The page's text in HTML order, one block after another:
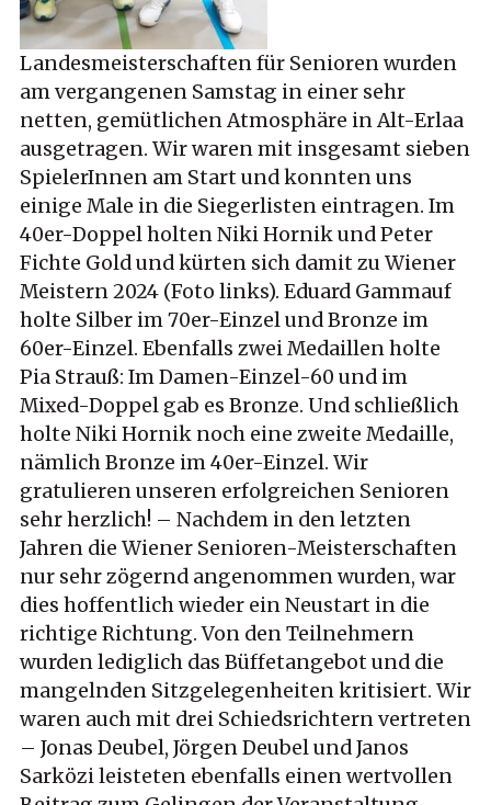
Landesmeisterschaften für Senioren wurden
am vergangenen Samstag in einer sehr
netten, gemütlichen Atmosphäre in Alt-Erlaa
ausgetragen. Wir waren mit insgesamt sieben
SpielerInnen am Start und konnten uns
einige Male in die Siegerlisten eintragen. Im
40er-Doppel holten Niki Hornik und Peter
Fichte Gold und kürten sich damit zu Wiener
Meistern 2024 (Foto links). Eduard Gammauf
holte Silber im 70er-Einzel und Bronze im
60er-Einzel. Ebenfalls zwei Medaillen holte
Pia Strauß: Im Damen-Einzel-60 und im
Mixed-Doppel gab es Bronze. Und schließlich
holte Niki Hornik noch eine zweite Medaille,
nämlich Bronze im 40er-Einzel. Wir
gratulieren unseren erfolgreichen Senioren
sehr herzlich! – Nachdem in den letzten
Jahren die Wiener Senioren-Meisterschaften
nur sehr zögernd angenommen wurden, war
dies hoffentlich wieder ein Neustart in die
richtige Richtung. Von den Teilnehmern
wurden lediglich das Büffetangebot und die
mangelnden Sitzgelegenheiten kritisiert. Wir
waren auch mit drei Schiedsrichtern vertreten
– Jonas Deubel, Jörgen Deubel und Janos
Sarközi leisteten ebenfalls einen wertvollen